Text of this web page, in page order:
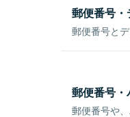
郵便番号
郵便番号と
郵便番号
郵便番号や